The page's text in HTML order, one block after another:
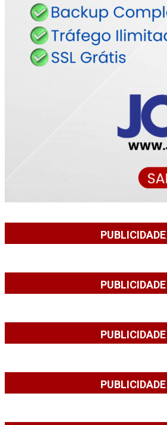
PUBLICIDADE
PUBLICIDADE
PUBLICIDADE
PUBLICIDADE